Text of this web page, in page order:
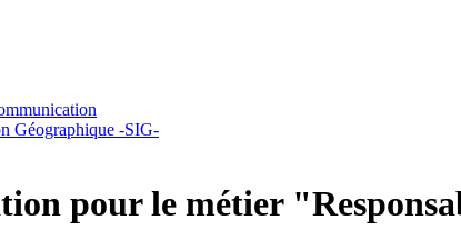
Géographique -SIG-
pour le métier